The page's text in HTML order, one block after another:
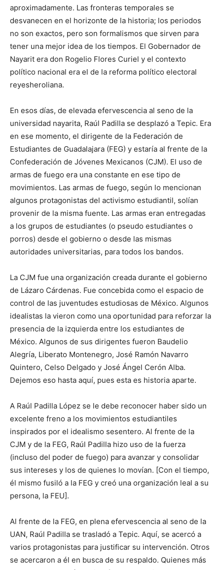
aproximadamente. Las fronteras temporales se
desvanecen en el horizonte de la historia; los periodos
no son exactos, pero son formalismos que sirven para
tener una mejor idea de los tiempos. El Gobernador de
Nayarit era don Rogelio Flores Curiel y el contexto
político nacional era el de la reforma político electoral
reyesheroliana.
En esos días, de elevada efervescencia al seno de la
universidad nayarita, Raúl Padilla se desplazó a Tepic. Era
en ese momento, el dirigente de la Federación de
Estudiantes de Guadalajara (FEG) y estaría al frente de la
Confederación de Jóvenes Mexicanos (CJM). El uso de
armas de fuego era una constante en ese tipo de
movimientos. Las armas de fuego, según lo mencionan
algunos protagonistas del activismo estudiantil, solían
provenir de la misma fuente. Las armas eran entregadas
a los grupos de estudiantes (o pseudo estudiantes o
porros) desde el gobierno o desde las mismas
autoridades universitarias, para todos los bandos.
La CJM fue una organización creada durante el gobierno
de Lázaro Cárdenas. Fue concebida como el espacio de
control de las juventudes estudiosas de México. Algunos
idealistas la vieron como una oportunidad para reforzar la
presencia de la izquierda entre los estudiantes de
México. Algunos de sus dirigentes fueron Baudelio
Alegría, Liberato Montenegro, José Ramón Navarro
Quintero, Celso Delgado y José Ángel Cerón Alba.
Dejemos eso hasta aquí, pues esta es historia aparte.
A Raúl Padilla López se le debe reconocer haber sido un
excelente freno a los movimientos estudiantiles
inspirados por el idealismo sesentero. Al frente de la
CJM y de la FEG, Raúl Padilla hizo uso de la fuerza
(incluso del poder de fuego) para avanzar y consolidar
sus intereses y los de quienes lo movían. [Con el tiempo,
él mismo fusiló a la FEG y creó una organización leal a su
persona, la FEU].
Al frente de la FEG, en plena efervescencia al seno de la
UAN, Raúl Padilla se trasladó a Tepic. Aquí, se acercó a
varios protagonistas para justificar su intervención. Otros
se acercaron a él en busca de su respaldo. Quienes más